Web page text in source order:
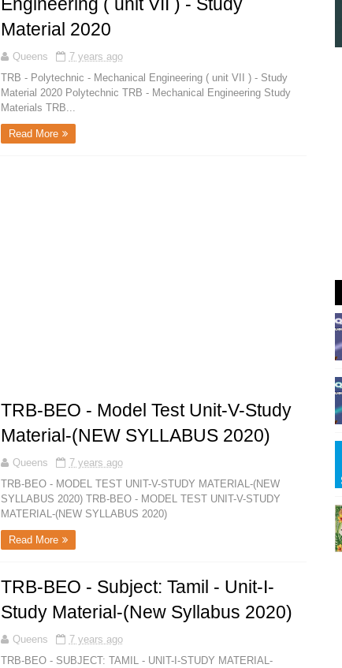
Engineering ( unit VII ) - Study
Material 2020
Queens
7 years ago
TRB - Polytechnic - Mechanical Engineering ( unit VII ) - Study
Material 2020 Polytechnic TRB - Mechanical Engineering Study
Materials TRB...
Read More
TRB-BEO - Model Test Unit-V-Study
Material-(NEW SYLLABUS 2020)
Queens
7 years ago
TRB-BEO - MODEL TEST UNIT-V-STUDY MATERIAL-(NEW
SYLLABUS 2020) TRB-BEO - MODEL TEST UNIT-V-STUDY
MATERIAL-(NEW SYLLABUS 2020)
Read More
TRB-BEO - Subject: Tamil - Unit-I-
Study Material-(New Syllabus 2020)
Queens
7 years ago
TRB-BEO - SUBJECT: TAMIL - UNIT-I-STUDY MATERIAL-